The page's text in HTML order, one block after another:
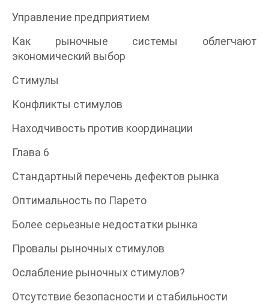
Управление предприятием
Как рыночные системы облегчают
экономический выбор
Стимулы
Конфликты стимулов
Находчивость против координации
Глава 6
Стандартный перечень дефектов рынка
Оптимальность по Парето
Более серьезные недостатки рынка
Провалы рыночных стимулов
Ослабление рыночных стимулов?
Отсутствие безопасности и стабильности